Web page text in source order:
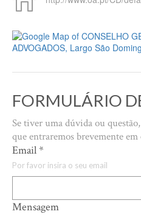
FORMULÁRIO
Se tiver uma dúvida ou
que entraremos brevemente em
Email*
Por favor insira o seu email
Mensagem